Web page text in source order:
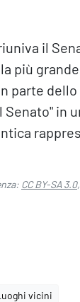
il
più
parte
in
CC BY-SA 3.0,
vicini